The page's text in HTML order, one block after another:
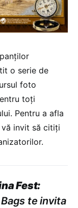
o serie de
foto
toți
Pentru a afla
invit să citiți
Fest:
te invita